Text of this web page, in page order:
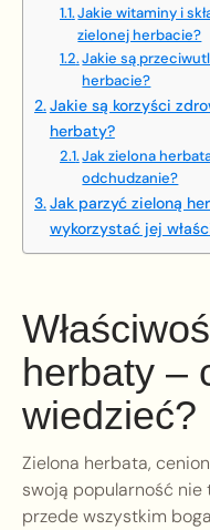
Jakie witaminy i
zielonej herbacie?
Jakie są
herbacie?
Jakie są korzyści
herbaty?
Jak zielona
odchudzanie?
Jak parzyć zieloną
wykorzystać jej
herbaty –
wiedzieć?
Zielona herbata,
swoją popularność nie
przede wszystkim